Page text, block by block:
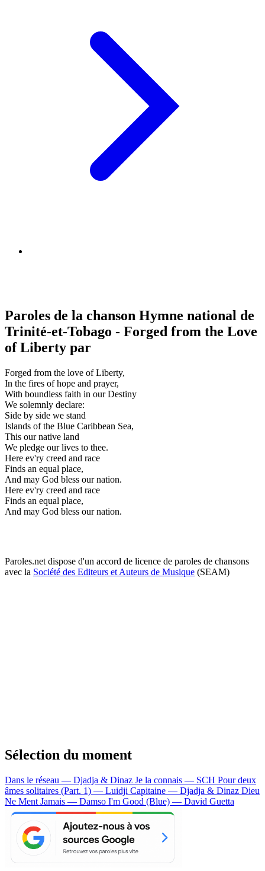
Paroles de la chanson Hymne national de
Trinité-et-Tobago - Forged from the Love
of Liberty par
Forged from the love of Liberty,
In the fires of hope and prayer,
With boundless faith in our Destiny
We solemnly declare:
Side by side we stand
Islands of the Blue Caribbean Sea,
This our native land
We pledge our lives to thee.
Here ev'ry creed and race
Finds an equal place,
And may God bless our nation.
Here ev'ry creed and race
Finds an equal place,
And may God bless our nation.
Paroles.net dispose d'un accord de licence de paroles de chansons
avec la Société des Editeurs et Auteurs de Musique (SEAM)
Sélection du moment
Dans le réseau — Djadja & Dinaz Je la connais — SCH Pour deux
âmes solitaires (Part. 1) — Luidji Capitaine — Djadja & Dinaz Dieu
Ne Ment Jamais — Damso I'm Good (Blue) — David Guetta